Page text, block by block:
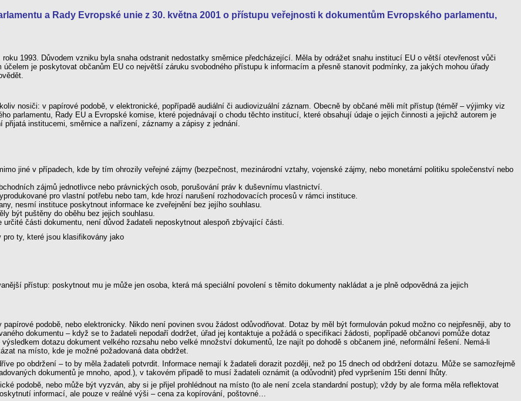
a Rady Evropské unie z 30. května 2001 o přístupu veřejnosti k dokumentům Evropského parlamentu,
1993. Důvodem vzniku byla snaha odstranit nedostatky směrnice předcházející. Měla by odrážet snahu institucí EU o větší otevřenost vůči
je poskytovat občanům EU co největší záruku svobodného přístupu k informacím a přesně stanovit podmínky, za jakých mohou úřady
nosiči: v papírové podobě, v elektronické, popřípadě audiální či audiovizuální záznam. Obecně by občané měli mít přístup (téměř – výjimky viz
parlamentu, Rady EU a Evropské komise, které pojednávají o chodu těchto institucí, které obsahují údaje o jejich činnosti a jejichž autorem je
institucemi, směrnice a nařízení, záznamy a zápisy z jednání.
jiné v případech, kde by tím ohrozily veřejné zájmy (bezpečnost, mezinárodní vztahy, vojenské zájmy, nebo monetární politiku společenství nebo
zájmů jednotlivce nebo právnických osob, porušování práv k duševnímu vlastnictví.
pro vlastní potřebu nebo tam, kde hrozí narušení rozhodovacích procesů v rámci instituce.
nesmí instituce poskytnout informace ke zveřejnění bez jejího souhlasu.
být puštěny do oběhu bez jejich souhlasu.
části dokumentu, není důvod žadateli neposkytnout alespoň zbývající části.
ty, které jsou klasifikovány jako
přístup: poskytnout mu je může jen osoba, která má speciální povolení s těmito dokumenty nakládat a je plně odpovědná za jejich
podobě, nebo elektronicky. Nikdo není povinen svou žádost odůvodňovat. Dotaz by měl být formulován pokud možno co nejpřesněji, aby to
dokumentu – když se to žadateli nepodaří dodržet, úřad jej kontaktuje a požádá o specifikaci žádosti, popřípadě občanovi pomůže dotaz
dotazu dokument velkého rozsahu nebo velké množství dokumentů, lze najít po dohodě s občanem jiné, neformální řešení. Nemá-li
na místo, kde je možné požadovaná data obdržet.
po obdržení – to by měla žadateli potvrdit. Informace nemají k žadateli dorazit později, než po 15 dnech od obdržení dotazu. Může se samozřejmě
dokumentů je mnoho, apod.), v takovém případě to musí žadateli oznámit (a odůvodnit) před vypršením 15ti denní lhůty.
podobě, nebo může být vyzván, aby si je přijel prohlédnout na místo (to ale není zcela standardní postup); vždy by ale forma měla reflektovat
informací, ale pouze v reálné výši – cena za kopírování, poštovné…